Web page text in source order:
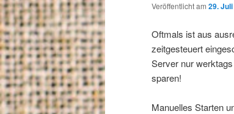
Veröffentlicht am 29.
Oftmals ist aus
zeitgesteuert
Server nur
sparen!
Manuelles Starten